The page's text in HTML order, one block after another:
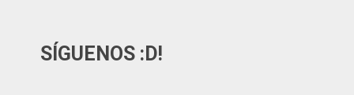
SÍGUENOS :D!